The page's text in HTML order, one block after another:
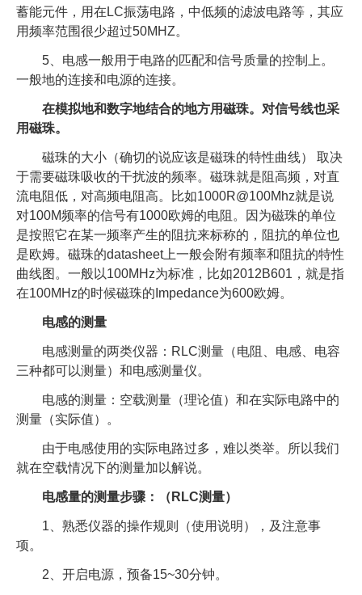
蓄能元件，用在LC振荡电路，中低频的滤波电路等，其应
用频率范围很少超过50MHZ。
5、电感一般用于电路的匹配和信号质量的控制上。
一般地的连接和电源的连接。
在模拟地和数字地结合的地方用磁珠。对信号线也采
用磁珠。
磁珠的大小（确切的说应该是磁珠的特性曲线） 取决
于需要磁珠吸收的干扰波的频率。磁珠就是阻高频，对直
流电阻低，对高频电阻高。比如1000R@100Mhz就是说
对100M频率的信号有1000欧姆的电阻。因为磁珠的单位
是按照它在某一频率产生的阻抗来标称的，阻抗的单位也
是欧姆。磁珠的datasheet上一般会附有频率和阻抗的特性
曲线图。一般以100MHz为标准，比如2012B601，就是指
在100MHz的时候磁珠的Impedance为600欧姆。
电感的测量
电感测量的两类仪器：RLC测量（电阻、电感、电容
三种都可以测量）和电感测量仪。
电感的测量：空载测量（理论值）和在实际电路中的
测量（实际值）。
由于电感使用的实际电路过多，难以类举。所以我们
就在空载情况下的测量加以解说。
电感量的测量步骤：（RLC测量）
1、熟悉仪器的操作规则（使用说明），及注意事
项。
2、开启电源，预备15~30分钟。